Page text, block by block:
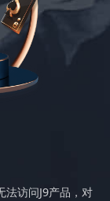
法访问J9产品，对